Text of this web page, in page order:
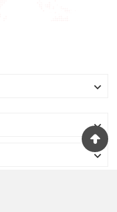


